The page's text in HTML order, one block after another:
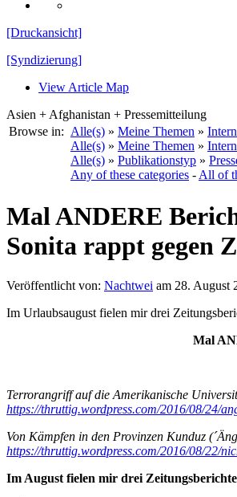
[Druckansicht]
[Syndizierung]
View Article Map
Asien + Afghanistan + Pressemitteilung
Browse in: Alle(s) » Meine Themen »
Alle(s) » Meine Themen »
Alle(s) » Publikationstyp »
Any of these categories - All of
Mal ANDERE
Sonita rappt gegen
Veröffentlicht von: Nachtwei am 28. August
Im Urlaubsaugust fielen mir drei
Mal
Terrorangriff auf die Amerikanische
https://thruttig.wordpress.com/2016/08/24/
Von Kämpfen in den Provinzen Kunduz
https://thruttig.wordpress.com/2016/08/22/
Im August fielen mir drei